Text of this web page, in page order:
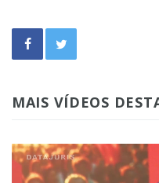
MAIS VÍDEOS